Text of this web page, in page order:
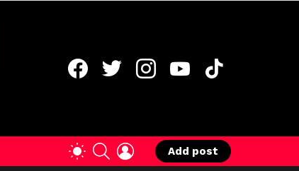
SWITCHSEARCHLOGIN
Add post